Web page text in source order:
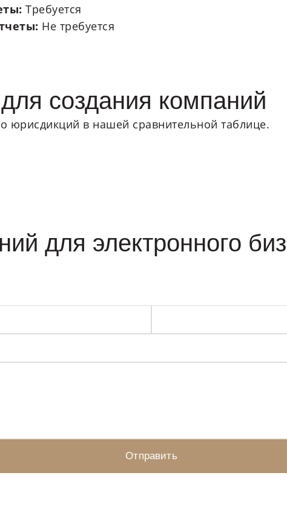
Требуется
Не требуется
создания компаний
юрисдикций в нашей сравнительной таблице.
для электронного
Отправить